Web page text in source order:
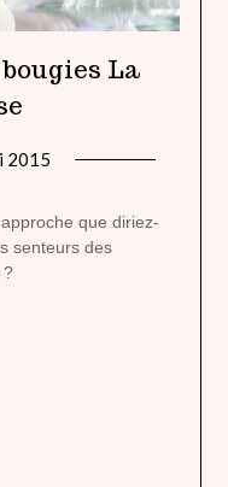
La
2015
heavenly
que diriez-
senteurs des
?